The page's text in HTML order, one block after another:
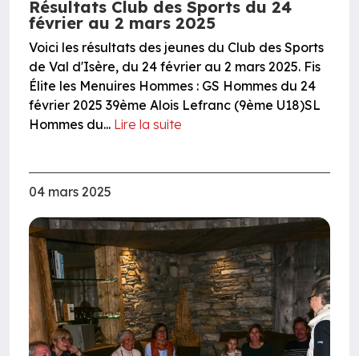
Résultats Club des Sports du 24
février au 2 mars 2025
Voici les résultats des jeunes du Club des Sports
de Val d'Isère, du 24 février au 2 mars 2025. Fis
Élite les Menuires Hommes : GS Hommes du 24
février 2025 39ème Alois Lefranc (9ème U18)SL
Hommes du... Lire la suite
04 mars 2025